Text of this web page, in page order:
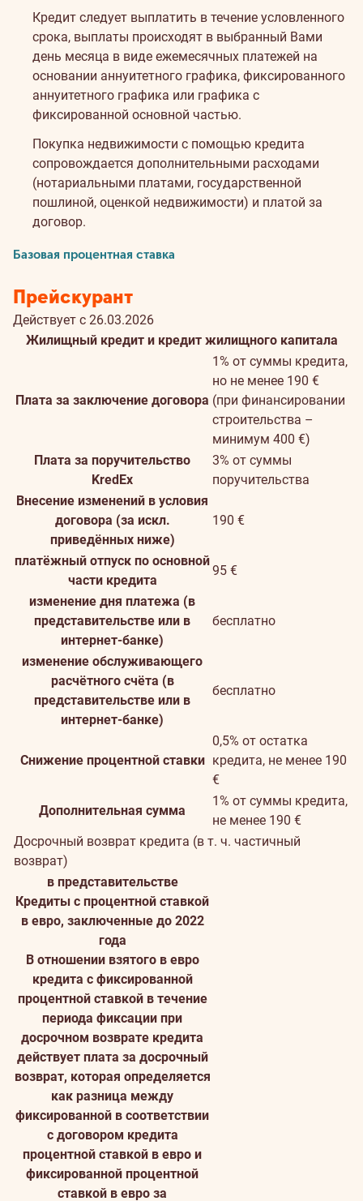
Кредит следует выплатить в течение условленного
срока, выплаты происходят в выбранный Вами
день месяца в виде ежемесячных платежей на
основании аннуитетного графика, фиксированного
аннуитетного графика или графика с
фиксированной основной частью.
Покупка недвижимости с помощью кредита
сопровождается дополнительными расходами
(нотариальными платами, государственной
пошлиной, оценкой недвижимости) и платой за
договор.
Базовая процентная ставка
Прейскурант
Действует с 26.03.2026
Жилищный кредит и кредит жилищного капитала
Плата за заключение договора
1% от суммы кредита,
но не менее 190 €
(при финансировании
строительства –
минимум 400 €)
Плата за поручительство
KredEx
3% от суммы
поручительства
Внесение изменений в условия
договора (за искл.
приведённых ниже)
190 €
платёжный отпуск по основной
части кредита
95 €
изменение дня платежа (в
представительстве или в
интернет-банке)
бесплатно
изменение обслуживающего
расчётного счёта (в
представительстве или в
интернет-банке)
бесплатно
Снижение процентной ставки
0,5% от остатка
кредита, не менее 190
€
Дополнительная сумма
1% от суммы кредита,
не менее 190 €
Досрочный возврат кредита (в т. ч. частичный
возврат)
в представительстве
Кредиты с процентной ставкой
в евро, заключенные до 2022
года
В отношении взятого в евро
кредита с фиксированной
процентной ставкой в течение
периода фиксации при
досрочном возврате кредита
действует плата за досрочный
возврат, которая определяется
как разница между
фиксированной в соответствии
с договором кредита
процентной ставкой в евро и
фиксированной процентной
ставкой в евро за